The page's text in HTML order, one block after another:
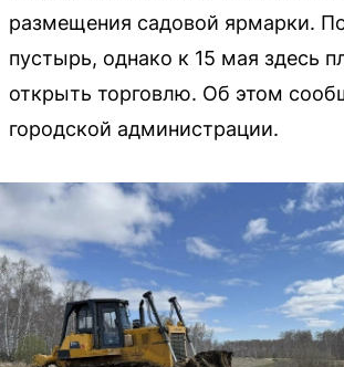
размещения садовой ярмарки.
пустырь, однако к 15 мая здесь
открыть торговлю. Об этом
городской администрации.